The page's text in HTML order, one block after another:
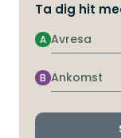
Ta dig hit
Avresa
A
Ankomst
B